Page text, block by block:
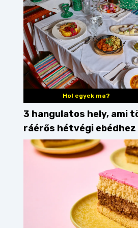
Hol egyek ma?
3 hangulatos hely, ami
ráérős hétvégi ebédhez